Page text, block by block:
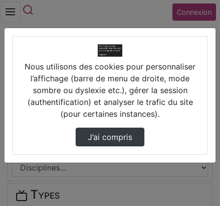
Connexion
Collège LE GRAND MEAULNES (18) BOURGES
Thèmes de Collège LE GRAND
MEAULNES (18) BOURGES
Disciplines
Types
Nous utilisons des cookies pour personnaliser
l’affichage (barre de menu de droite, mode
sombre ou dyslexie etc.), gérer la session
(authentification) et analyser le trafic du site
(pour certaines instances).
J’ai compris